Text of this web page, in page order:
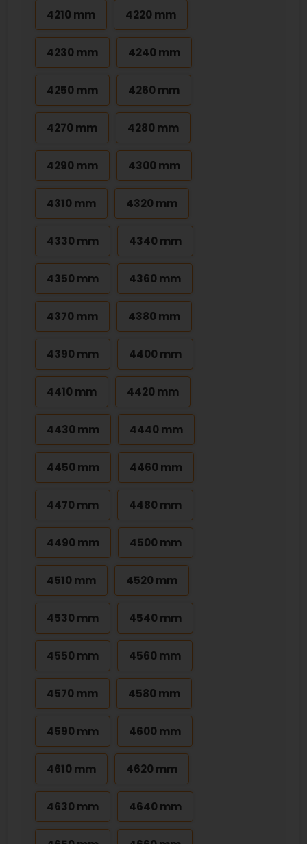
4210 mm 4220 mm
4230 mm 4240 mm
4250 mm 4260 mm
4270 mm 4280 mm
4290 mm 4300 mm
4310 mm 4320 mm
4330 mm 4340 mm
4350 mm 4360 mm
4370 mm 4380 mm
4390 mm 4400 mm
4410 mm 4420 mm
4430 mm 4440 mm
4450 mm 4460 mm
4470 mm 4480 mm
4490 mm 4500 mm
4510 mm 4520 mm
4530 mm 4540 mm
4550 mm 4560 mm
4570 mm 4580 mm
4590 mm 4600 mm
4610 mm 4620 mm
4630 mm 4640 mm